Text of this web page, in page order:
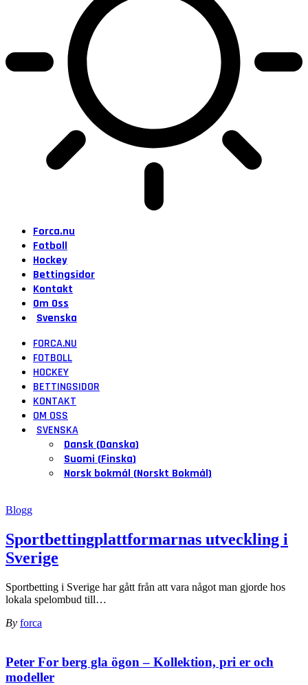
Forca.nu
Fotboll
Hockey
Bettingsidor
Kontakt
Om Oss
Svenska
FORCA.NU
FOTBOLL
HOCKEY
BETTINGSIDOR
KONTAKT
OM OSS
SVENSKA
Dansk(Danska)
Suomi (Finska)
Norsk bokmål (Norskt Bokmål)
Blogg
Sportbettingplattformarnas utveckling i
Sverige
Sportbetting i Sverige har gått från att vara något man gjorde hos
lokala spelombud till…
By forca
Peter For berg gla ögon – Kollektion, pri er och
modeller